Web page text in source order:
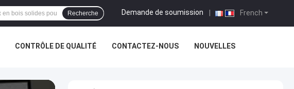
French
Demande de soumission
Recherche
CONTRÔLE DE QUALITÉ CONTACTEZ-NOUS NOUVELLES